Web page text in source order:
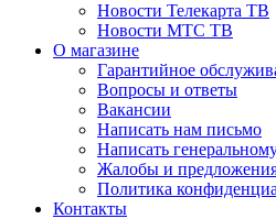
Новости Телекарта ТВ
Новости МТС ТВ
О магазине
Гарантийное
Вопросы и ответы
Вакансии
Написать нам письмо
Написать
Жалобы и
Политика
Контакты